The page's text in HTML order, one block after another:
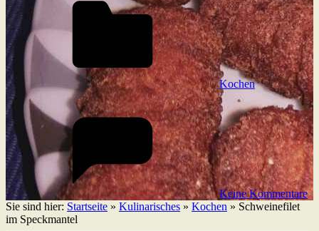
Kochen
Keine Kommentare
Sie sind hier: Startseite » Kulinarisches » Kochen » Schweinefilet
im Speckmantel